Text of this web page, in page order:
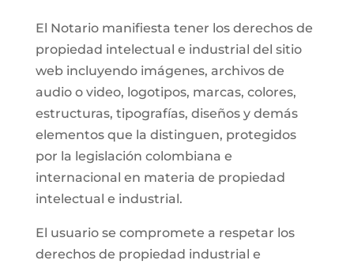
El Notario manifiesta tener los derechos de
propiedad intelectual e industrial del sitio
web incluyendo imágenes, archivos de
audio o video, logotipos, marcas, colores,
estructuras, tipografías, diseños y demás
elementos que la distinguen, protegidos
por la legislación colombiana e
internacional en materia de propiedad
intelectual e industrial.
El usuario se compromete a respetar los
derechos de propiedad industrial e